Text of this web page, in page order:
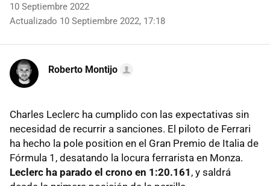
10 Septiembre 2022
Actualizado 10 Septiembre 2022, 17:18
Roberto Montijo
Charles Leclerc ha cumplido con las expectativas sin
necesidad de recurrir a sanciones. El piloto de Ferrari
ha hecho la pole position en el Gran Premio de Italia de
Fórmula 1, desatando la locura ferrarista en Monza.
Leclerc ha parado el crono en 1:20.161 , y saldrá